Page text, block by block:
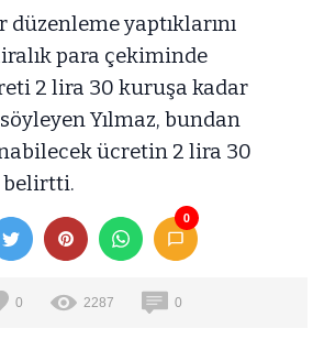
düzenleme yaptıklarını
para çekiminde
2 lira 30 kuruşa kadar
söyleyen Yılmaz, bundan
ücretin 2 lira 30
belirtti.
0
0 2287 0